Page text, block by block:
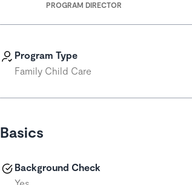
PROGRAM DIRECTOR
Program Type
Family Child Care
Basics
Background Check